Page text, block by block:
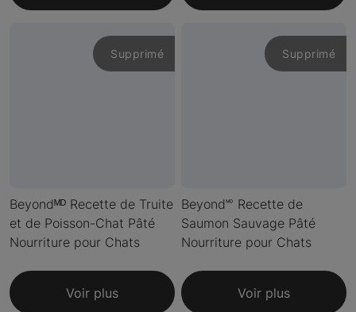
Supprimé
Beyondᴹᴰ Recette de Truite
et de Poisson-Chat Pâté
Nourriture pour Chats
Voir plus
Supprimé
Beyond🅫 Recette de
Saumon Sauvage Pâté
Nourriture pour Chats
Voir plus